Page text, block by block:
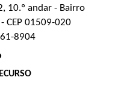
10.º andar - Bairro
CEP 01509-020
8904